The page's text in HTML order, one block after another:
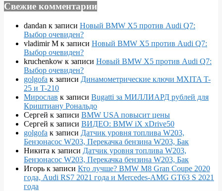
Свежие комментарии
dandan к записи Новый BMW X5 против Audi Q7:
Выбор очевиден?
vladimir M к записи Новый BMW X5 против Audi Q7:
Выбор очевиден?
kruchenkow к записи Новый BMW X5 против Audi Q7:
Выбор очевиден?
golgofa к записи Динамометрические ключи MXITA T-
25 и T-210
Мирослав к записи Bugatti за МИЛЛИАРД рублей для
Криштиану Рональдо
Сергей к записи BMW USA повысит цены
Сергей к записи ВИДЕО: BMW iX xDrive50
golgofa к записи Датчик уровня топлива W203,
Бензонасос W203, Перекачка бензина W203, Бак
Никита к записи Датчик уровня топлива W203,
Бензонасос W203, Перекачка бензина W203, Бак
Игорь к записи Кто лучше? BMW M8 Gran Coupe 2020
года, Audi RS7 2021 года и Mercedes-AMG GT63 S 2021
года